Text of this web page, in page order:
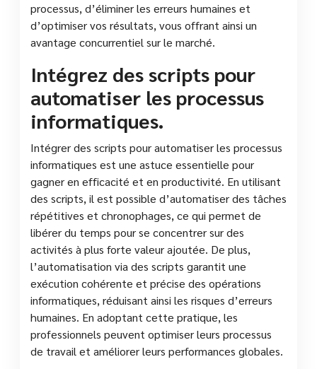
processus, d’éliminer les erreurs humaines et
d’optimiser vos résultats, vous offrant ainsi un
avantage concurrentiel sur le marché.
Intégrez des scripts pour
automatiser les processus
informatiques.
Intégrer des scripts pour automatiser les processus
informatiques est une astuce essentielle pour
gagner en efficacité et en productivité. En utilisant
des scripts, il est possible d’automatiser des tâches
répétitives et chronophages, ce qui permet de
libérer du temps pour se concentrer sur des
activités à plus forte valeur ajoutée. De plus,
l’automatisation via des scripts garantit une
exécution cohérente et précise des opérations
informatiques, réduisant ainsi les risques d’erreurs
humaines. En adoptant cette pratique, les
professionnels peuvent optimiser leurs processus
de travail et améliorer leurs performances globales.